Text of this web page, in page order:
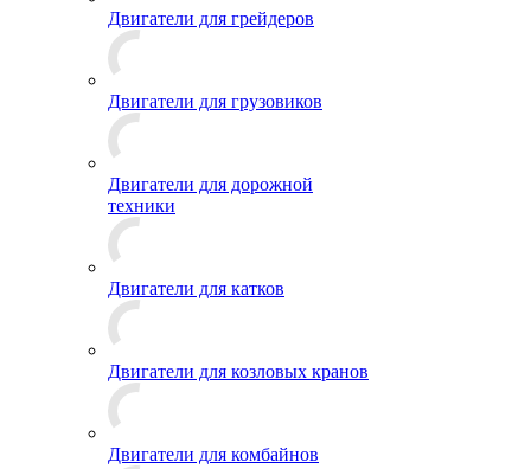
Двигатели для грейдеров
Двигатели для грузовиков
Двигатели для дорожной
техники
Двигатели для катков
Двигатели для козловых кранов
Двигатели для комбайнов